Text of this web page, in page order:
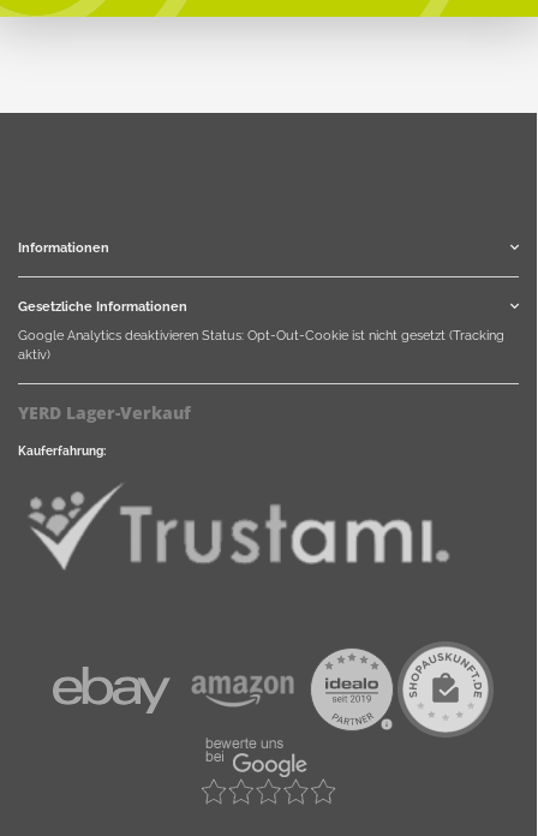
Informationen
Gesetzliche Informationen
Google Analytics deaktivieren Status: Opt-Out-Cookie ist nicht gesetzt (Tracking
aktiv)
YERD Lager-Verkauf
Kauferfahrung: